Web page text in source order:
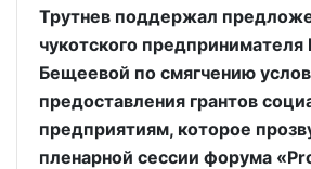
Трутнев поддержал
чукотского предпринимателя
Бещеевой по смягчению
предоставления грантов
предприятиям, которое
пленарной сессии форума